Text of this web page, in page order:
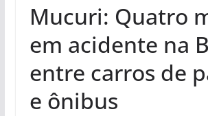
Mucuri: Quatro
em acidente na
entre carros de
e ônibus